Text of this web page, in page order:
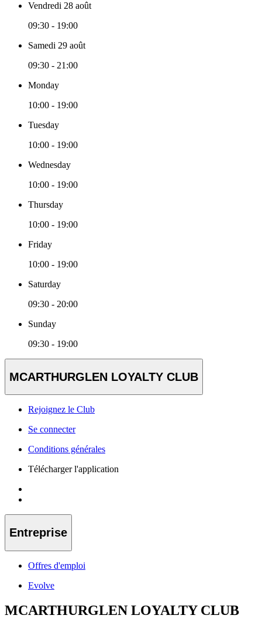
Vendredi 28 août
09:30 - 19:00
Samedi 29 août
09:30 - 21:00
Monday
10:00 - 19:00
Tuesday
10:00 - 19:00
Wednesday
10:00 - 19:00
Thursday
10:00 - 19:00
Friday
10:00 - 19:00
Saturday
09:30 - 20:00
Sunday
09:30 - 19:00
MCARTHURGLEN LOYALTY CLUB
Rejoignez le Club
Se connecter
Conditions générales
Télécharger l'application
Entreprise
Offres d'emploi
Evolve
MCARTHURGLEN LOYALTY CLUB